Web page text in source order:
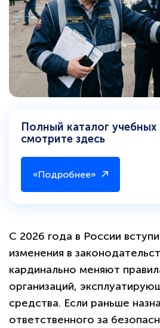
Полный каталог
смотрите здесь
«Подробнее»
С 2026 года в России
изменения в
кардинально меняют
организаций,
средства. Если раньше
ответственного за